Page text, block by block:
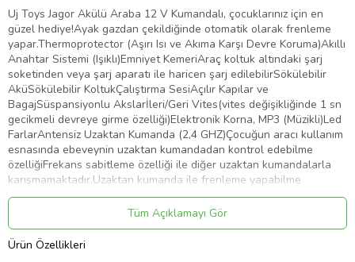
Uj Toys Jagor Akülü Araba 12 V Kumandalı, çocuklarınız için en
güzel hediye!Ayak gazdan çekildiğinde otomatik olarak frenleme
yapar.Thermoprotector (Aşırı Isı ve Akıma Karşı Devre Koruma)Akıllı
Anahtar Sistemi (Işıklı)Emniyet KemeriAraç koltuk altındaki şarj
soketinden veya şarj aparatı ile haricen şarj edilebilirSökülebilir
AküSökülebilir KoltukÇalıştırma SesiAçılır Kapılar ve
BagajSüspansiyonlu Akslarİleri/Geri Vites(vites değişikliğinde 1 sn
gecikmeli devreye girme özelliği)Elektronik Korna, MP3 (Müzikli)Led
FarlarAntensiz Uzaktan Kumanda (2,4 GHZ)Çocuğun aracı kullanım
esnasında ebeveynin uzaktan kumandadan kontrol edebilme
özelliğiFrekans sabitleme özelliği ile diğer uzaktan kumandalarla
karışmamaktadır.Uzaktan kumanda ile frenleme yapabilme
özelliğiKanserojen Madde İçermeyen Çocuk Sağlığına Uygun
Hammadde3+ yaş ve üzeri içindir.Maximum Kapasite: 35 KgHız 4,5-
7,0 km/h12 V Akü12 V Şarj CihazıUzaktan Kumanda Seçeneği:
VarVolt: 12 Volt
Tüm Açıklamayı Gör
Ürün Özellikleri